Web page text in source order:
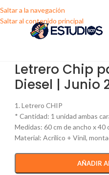
Saltar a la navegación
Saltar al contenido principal
Letrero Chip
Diesel | Junio
1. Letrero CHIP
* Cantidad: 1 unidad ambas
Medidas: 60 cm de ancho x 40
Material: Acrílico + Vinil,
AÑADIR